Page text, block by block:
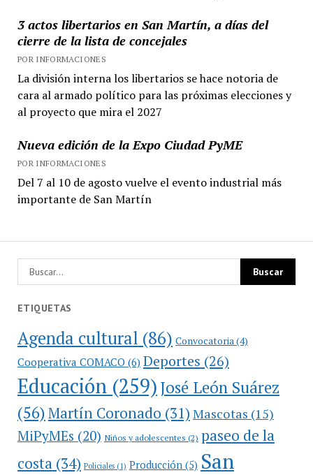
3 actos libertarios en San Martín, a días del
cierre de la lista de concejales
POR INFORMACIONES
La división interna los libertarios se hace notoria de
cara al armado político para las próximas elecciones y
al proyecto que mira el 2027
Nueva edición de la Expo Ciudad PyME
POR INFORMACIONES
Del 7 al 10 de agosto vuelve el evento industrial más
importante de San Martín
ETIQUETAS
Agenda cultural (86) Convocatoria (4)
Cooperativa COMACO(6) Deportes (26)
Educación(259)José León Suárez
(56)Martín Coronado (31) Mascotas (15)
MiPyMEs (20) Niños y adolescentes (2) paseo de la
costa(34) Policiales(1) Producción(5) San